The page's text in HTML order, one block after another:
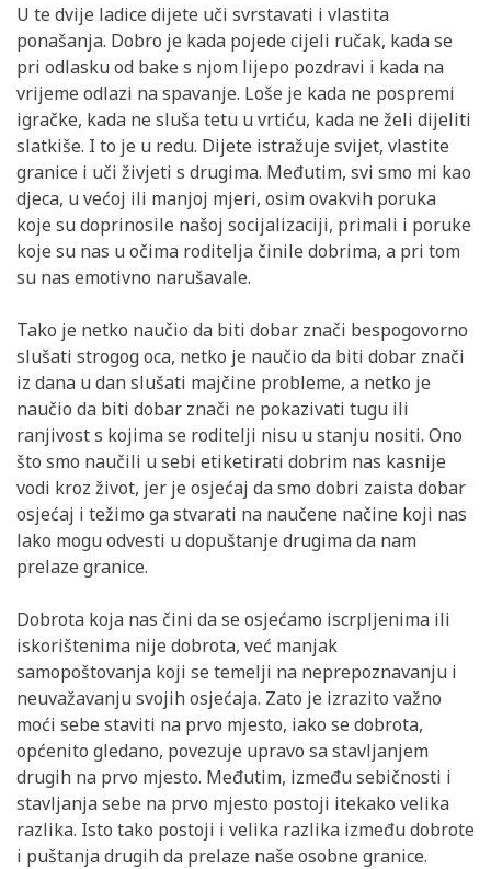
U te dvije ladice dijete uči svrstavati i vlastita
ponašanja. Dobro je kada pojede cijeli ručak, kada se
pri odlasku od bake s njom lijepo pozdravi i kada na
vrijeme odlazi na spavanje. Loše je kada ne pospremi
igračke, kada ne sluša tetu u vrtiću, kada ne želi dijeliti
slatkiše. I to je u redu. Dijete istražuje svijet, vlastite
granice i uči živjeti s drugima. Međutim, svi smo mi kao
djeca, u većoj ili manjoj mjeri, osim ovakvih poruka
koje su doprinosile našoj socijalizaciji, primali i poruke
koje su nas u očima roditelja činile dobrima, a pri tom
su nas emotivno narušavale.
Tako je netko naučio da biti dobar znači bespogovorno
slušati strogog oca, netko je naučio da biti dobar znači
iz dana u dan slušati majčine probleme, a netko je
naučio da biti dobar znači ne pokazivati tugu ili
ranjivost s kojima se roditelji nisu u stanju nositi. Ono
što smo naučili u sebi etiketirati dobrim nas kasnije
vodi kroz život, jer je osjećaj da smo dobri zaista dobar
osjećaj i težimo ga stvarati na naučene načine koji nas
lako mogu odvesti u dopuštanje drugima da nam
prelaze granice.
Dobrota koja nas čini da se osjećamo iscrpljenima ili
iskorištenima nije dobrota, već manjak
samopoštovanja koji se temelji na neprepoznavanju i
neuvažavanju svojih osjećaja. Zato je izrazito važno
moći sebe staviti na prvo mjesto, iako se dobrota,
općenito gledano, povezuje upravo sa stavljanjem
drugih na prvo mjesto. Međutim, između sebičnosti i
stavljanja sebe na prvo mjesto postoji itekako velika
razlika. Isto tako postoji i velika razlika između dobrote
i puštanja drugih da prelaze naše osobne granice.